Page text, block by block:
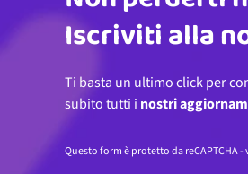
Iscriviti alla
Ti basta un ultimo click per
subito tutti i nostri
Questo form è protetto da reCAPTCHA -